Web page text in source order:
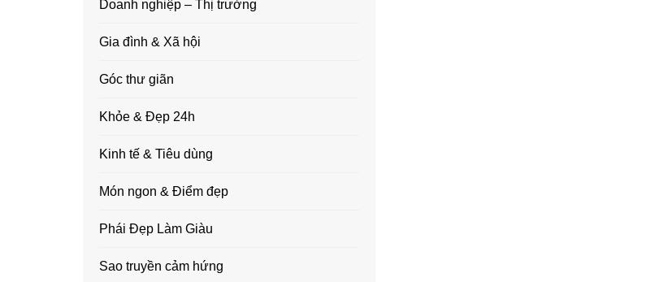
Doanh nghiệp – Thị trường
Gia đình & Xã hội
Góc thư giãn
Khỏe & Đẹp 24h
Kinh tế & Tiêu dùng
Món ngon & Điểm đẹp
Phái Đẹp Làm Giàu
Sao truyền cảm hứng